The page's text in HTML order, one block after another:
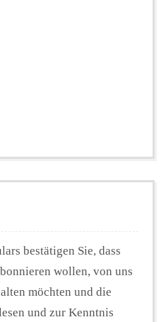
bestätigen Sie, dass
wollen, von uns
möchten und die
und zur Kenntnis